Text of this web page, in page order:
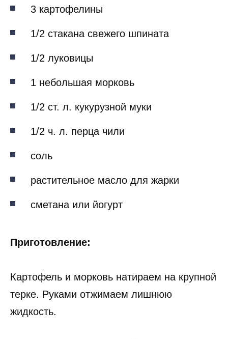
3 картофелины
1/2 стакана свежего шпината
1/2 луковицы
1 небольшая морковь
1/2 ст. л. кукурузной муки
1/2 ч. л. перца чили
соль
растительное масло для жарки
сметана или йогурт
Приготовление:
Картофель и морковь натираем на крупной
терке. Руками отжимаем лишнюю
жидкость.